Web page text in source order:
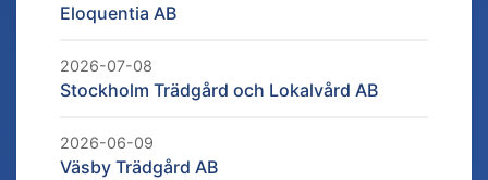
Eloquentia AB
2026-07-08
Stockholm Trädgård och Lokalvård AB
2026-06-09
Väsby Trädgård AB